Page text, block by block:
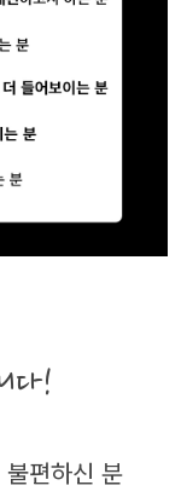
다!
불편하신 분